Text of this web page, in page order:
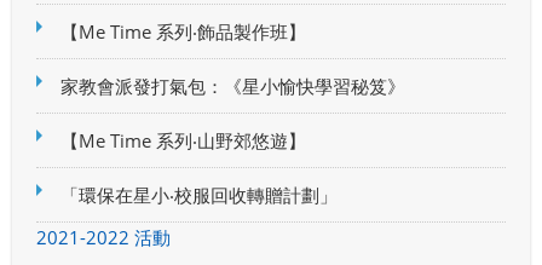
【Me Time 系列‧飾品製作班】
家教會派發打氣包：《星小愉快學習秘笈》
【Me Time 系列‧山野郊悠遊】
「環保在星小‧校服回收轉贈計劃」
2021-2022 活動